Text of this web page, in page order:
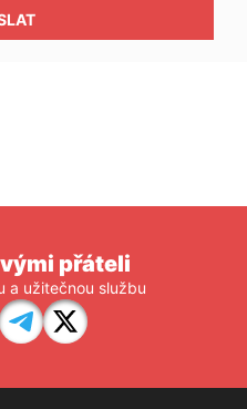
přáteli
a užitečnou službu